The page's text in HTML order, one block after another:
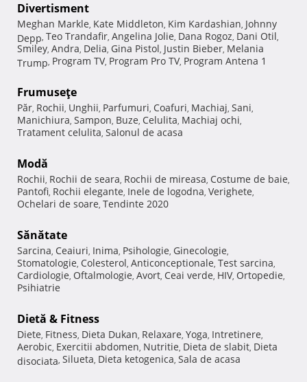
Divertisment
Meghan Markle, Kate Middleton, Kim Kardashian, Johnny
Depp, Teo Trandafir, Angelina Jolie, Dana Rogoz, Dani Otil,
Smiley, Andra, Delia, Gina Pistol, Justin Bieber, Melania
Trump, Program TV, Program Pro TV, Program Antena 1
Frumuseţe
Păr, Rochii, Unghii, Parfumuri, Coafuri, Machiaj, Sani,
Manichiura, Sampon, Buze, Celulita, Machiaj ochi,
Tratament celulita, Salonul de acasa
Modă
Rochii, Rochii de seara, Rochii de mireasa, Costume de baie,
Pantofi, Rochii elegante, Inele de logodna, Verighete,
Ochelari de soare, Tendinte 2020
Sănătate
Sarcina, Ceaiuri, Inima, Psihologie, Ginecologie,
Stomatologie, Colesterol, Anticonceptionale, Test sarcina,
Cardiologie, Oftalmologie, Avort, Ceai verde, HIV, Ortopedie,
Psihiatrie
Dietă & Fitness
Diete, Fitness, Dieta Dukan, Relaxare, Yoga, Intretinere,
Aerobic, Exercitii abdomen, Nutritie, Dieta de slabit, Dieta
disociata, Silueta, Dieta ketogenica, Sala de acasa